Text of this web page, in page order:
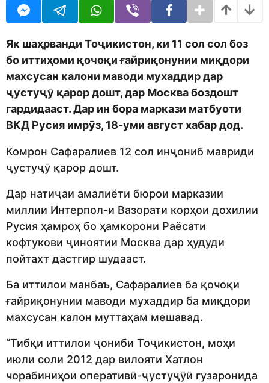
d
o
n
g
Як шаҳрванди Тоҷикистон, ки 11 сол сол боз
бо иттиҳоми қочоқи ғайриқонунии миқдори
махсусан калони маводи мухаддир дар
ҷустуҷӯ қарор дошт, дар Москва боздошт
гардидааст. Дар ин бора маркази матбуоти
ВКД Русия имрӯз, 18-уми август хабар дод.
Комрон Сафаралиев 12 сол инҷониб мавриди
ҷустуҷӯ қарор дошт.
Дар натиҷаи амалиёти бюрои марказии
миллии Интерпол-и Вазорати корҳои дохилии
Русия ҳамроҳ бо ҳамкорони Раёсати
кофтукови ҷиноятии Москва дар ҳудуди
пойтахт дастгир шудааст.
Ба иттилои манбаъ, Сафаралиев ба қочоқи
ғайриқонунии маводи мухаддир ба миқдори
махсусан калон муттаҳам мешавад.
“Тибқи иттилои ҷониби Тоҷикистон, моҳи
июли соли 2012 дар вилояти Хатлон
чорабиниҳои оперативӣ-ҷустуҷӯӣ гузаронида